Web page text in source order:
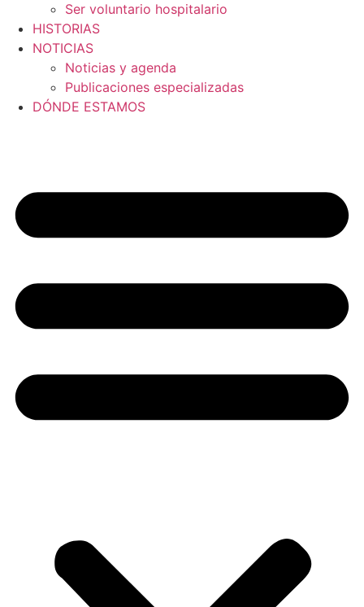
Ser voluntario hospitalario
HISTORIAS
NOTICIAS
Noticias y agenda
Publicaciones especializadas
DÓNDE ESTAMOS